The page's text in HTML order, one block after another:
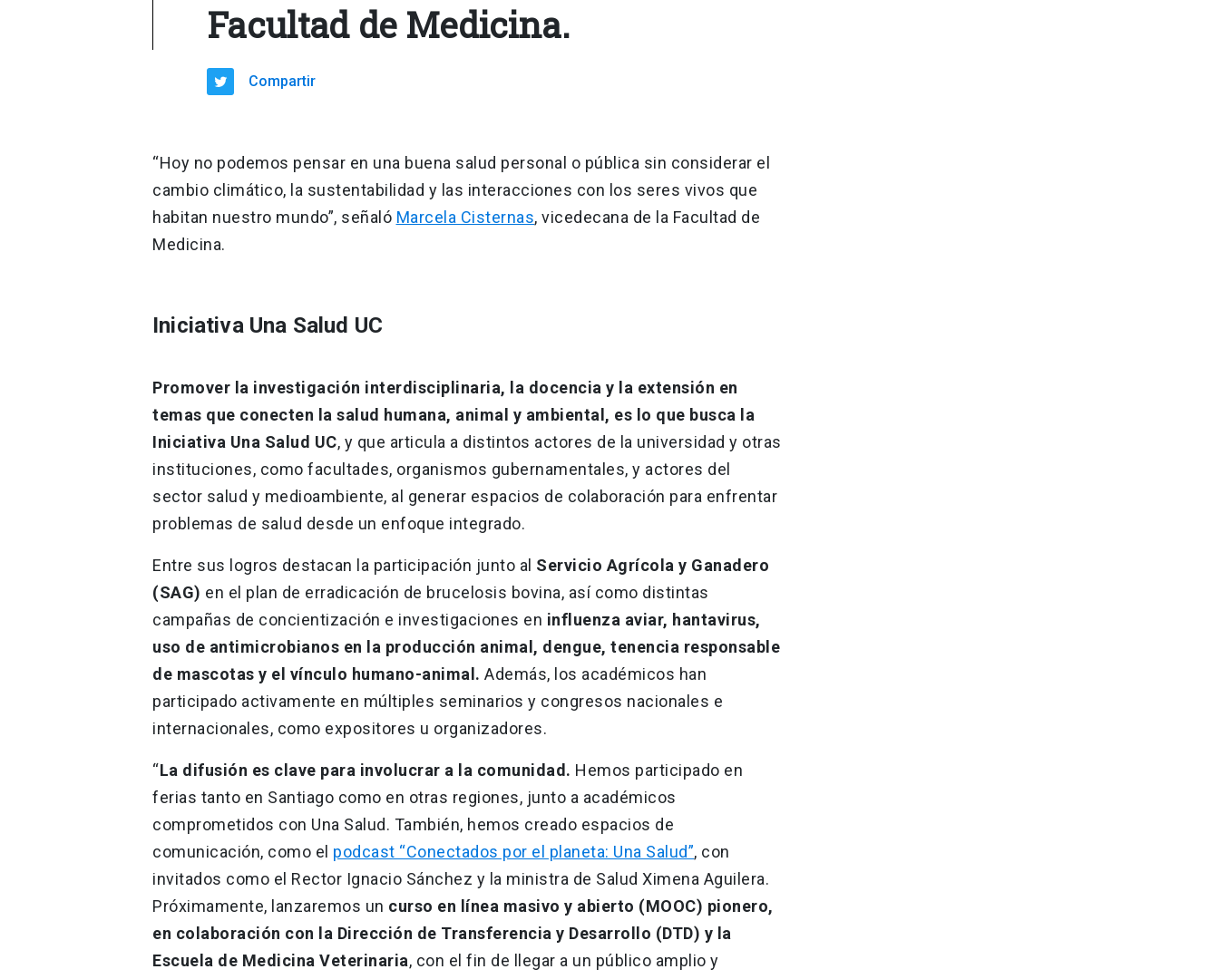
Facultad de Medicina.
Compartir
“Hoy no podemos pensar en una buena salud personal o pública sin considerar el
cambio climático, la sustentabilidad y las interacciones con los seres vivos que
habitan nuestro mundo”, señaló Marcela Cisternas, vicedecana de la Facultad de
Medicina.
Iniciativa Una Salud UC
Promover la investigación interdisciplinaria, la docencia y la extensión en
temas que conecten la salud humana, animal y ambiental, es lo que busca la
Iniciativa Una Salud UC, y que articula a distintos actores de la universidad y otras
instituciones, como facultades, organismos gubernamentales, y actores del
sector salud y medioambiente, al generar espacios de colaboración para enfrentar
problemas de salud desde un enfoque integrado.
Entre sus logros destacan la participación junto al Servicio Agrícola y Ganadero
(SAG) en el plan de erradicación de brucelosis bovina, así como distintas
campañas de concientización e investigaciones en influenza aviar, hantavirus,
uso de antimicrobianos en la producción animal, dengue, tenencia responsable
de mascotas y el vínculo humano-animal. Además, los académicos han
participado activamente en múltiples seminarios y congresos nacionales e
internacionales, como expositores u organizadores.
“La difusión es clave para involucrar a la comunidad. Hemos participado en
ferias tanto en Santiago como en otras regiones, junto a académicos
comprometidos con Una Salud. También, hemos creado espacios de
comunicación, como el podcast “Conectados por el planeta: Una Salud”, con
invitados como el Rector Ignacio Sánchez y la ministra de Salud Ximena Aguilera.
Próximamente, lanzaremos un curso en línea masivo y abierto (MOOC) pionero,
en colaboración con la Dirección de Transferencia y Desarrollo (DTD) y la
Escuela de Medicina Veterinaria, con el fin de llegar a un público amplio y